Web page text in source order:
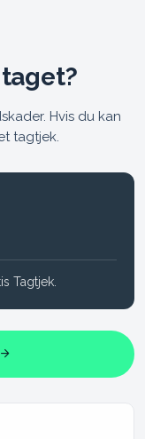
Hvis du kan
tagtjek.
Tagtjek.